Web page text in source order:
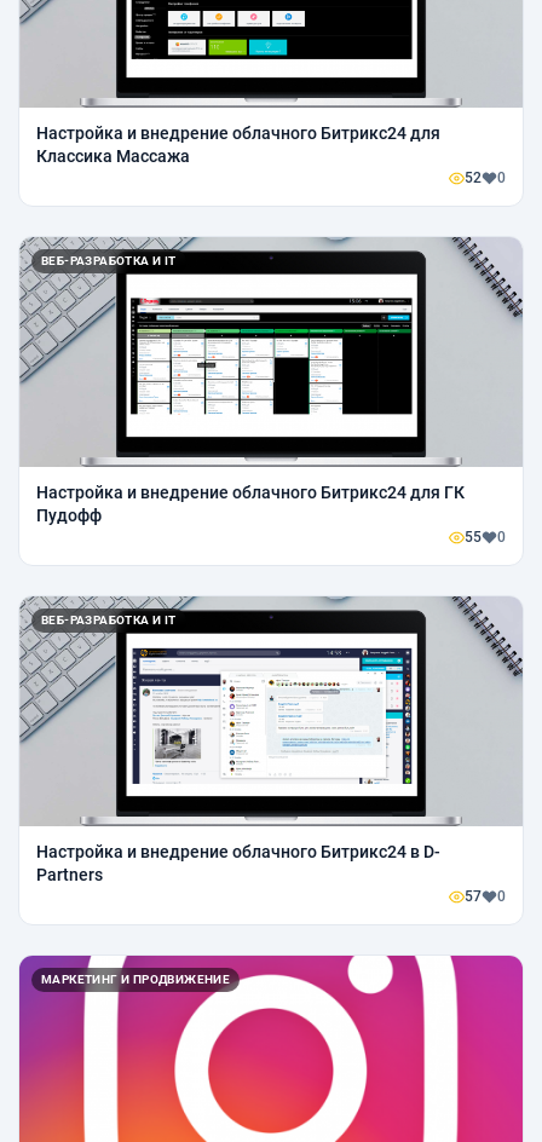
Настройка и внедрение облачного Битрикс24 для
Классика Массажа
52 0
ВЕБ-РАЗРАБОТКА И IT
Настройка и внедрение облачного Битрикс24 для ГК
Пудофф
55 0
ВЕБ-РАЗРАБОТКА И IT
Настройка и внедрение облачного Битрикс24 в D-
Partners
57 0
МАРКЕТИНГ И ПРОДВИЖЕНИЕ